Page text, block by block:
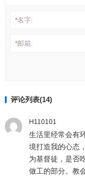
*名字:
*邮箱:
评论列表(14)
H110101
生活里经常会有
境打造我的心态
为基督徒，是否
做工的部分。教